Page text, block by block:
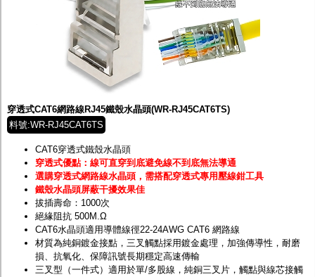
穿透式CAT6網路線RJ45鐵殼水晶頭(WR-RJ45CAT6TS)
料號:WR-RJ45CAT6TS
CAT6穿透式鐵殼水晶頭
穿透式優點：線可直穿到底避免線不到底無法導通
選購穿透式網路線水晶頭，需搭配穿透式專用壓線鉗工具
鐵殼水晶頭屏蔽干擾效果佳
拔插壽命：1000次
絕緣阻抗 500M.Ω
CAT6水晶頭適用導體線徑22-24AWG CAT6 網路線
材質為純銅鍍金接點，三叉觸點採用鍍金處理，加強傳導性，耐磨
損、抗氧化、保障訊號長期穩定高速傳輸
三叉型（一件式）適用於單/多股線，純銅三叉片，觸點與線芯接觸